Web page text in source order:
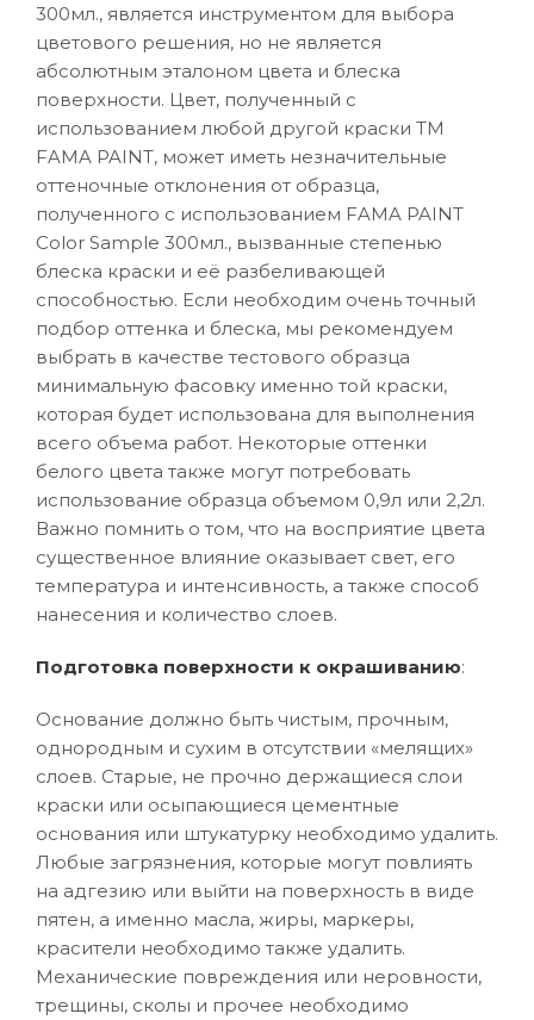
300мл., является инструментом для выбора
цветового решения, но не является
абсолютным эталоном цвета и блеска
поверхности. Цвет, полученный с
использованием любой другой краски ТМ
FAMA PAINT, может иметь незначительные
оттеночные отклонения от образца,
полученного с использованием FAMA PAINT
Color Sample 300мл., вызванные степенью
блеска краски и её разбеливающей
способностью. Если необходим очень точный
подбор оттенка и блеска, мы рекомендуем
выбрать в качестве тестового образца
минимальную фасовку именно той краски,
которая будет использована для выполнения
всего объема работ. Некоторые оттенки
белого цвета также могут потребовать
использование образца объемом 0,9л или 2,2л.
Важно помнить о том, что на восприятие цвета
существенное влияние оказывает свет, его
температура и интенсивность, а также способ
нанесения и количество слоев.
Подготовка поверхности к окрашиванию:
Основание должно быть чистым, прочным,
однородным и сухим в отсутствии «мелящих»
слоев. Старые, не прочно держащиеся слои
краски или осыпающиеся цементные
основания или штукатурку необходимо удалить.
Любые загрязнения, которые могут повлиять
на адгезию или выйти на поверхность в виде
пятен, а именно масла, жиры, маркеры,
красители необходимо также удалить.
Механические повреждения или неровности,
трещины, сколы и прочее необходимо